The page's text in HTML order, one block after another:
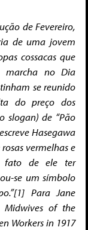
de Fevereiro,
de uma jovem
cossacas que
marcha no Dia
se reunido
do preço dos
slogan) de “Pão
Hasegawa
vermelhas e
fato de ele ter
se um símbolo
Para Jane
Midwives of the
Workers in 1917